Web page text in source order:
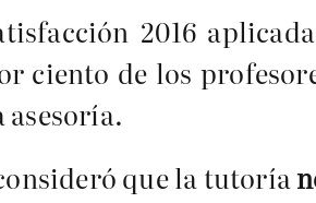
2016
ciento de los
que la tutoría